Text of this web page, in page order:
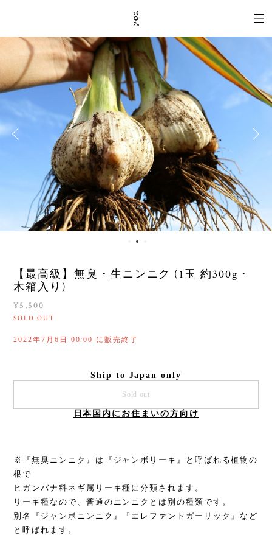
【最高級】無臭・生ニンニク (1玉 約300g・
木箱入り)
¥5,500
SOLD OUT
2022年7月6日 00:00 に販売終了
Ship to Japan only
Sold out
日本国内にお住まいの方向け
※『無臭ニンニク』は『ジャンボリーキ』と呼ばれる植物の
根で
ヒガンバナ科ネギ属リーキ種に分類されます。
リーキ種なので、普通のニンニクとは別の種類です。
別名『ジャンボニンニク』『エレファントガーリック』など
と呼ばれます。